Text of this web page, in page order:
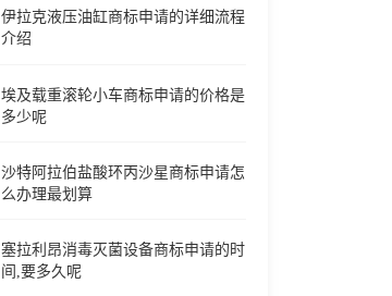
伊拉克液压油缸商标申请的详细流程
介绍
埃及载重滚轮小车商标申请的价格是
多少呢
沙特阿拉伯盐酸环丙沙星商标申请怎
么办理最划算
塞拉利昂消毒灭菌设备商标申请的时
间,要多久呢